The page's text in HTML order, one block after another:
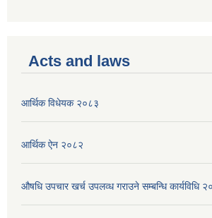
Acts and laws
आर्थिक विधेयक २०८३
आर्थिक ऐन २०८२
औषधि उपचार खर्च उपलव्ध गराउने सम्बन्धि कार्यविधि